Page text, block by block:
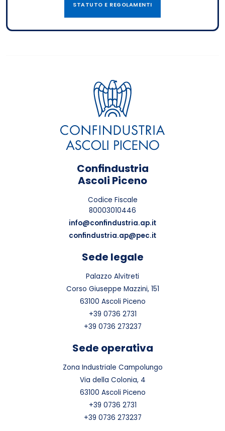
STATUTO E REGOLAMENTI
Confindustria
Ascoli Piceno
Codice Fiscale
80003010446
info@confindustria.ap.it
confindustria.ap@pec.it
Sede legale
Palazzo Alvitreti
Corso Giuseppe Mazzini, 151
63100 Ascoli Piceno
+39 0736 2731
+39 0736 273237
Sede operativa
Zona Industriale Campolungo
Via della Colonia, 4
63100 Ascoli Piceno
+39 0736 2731
+39 0736 273237